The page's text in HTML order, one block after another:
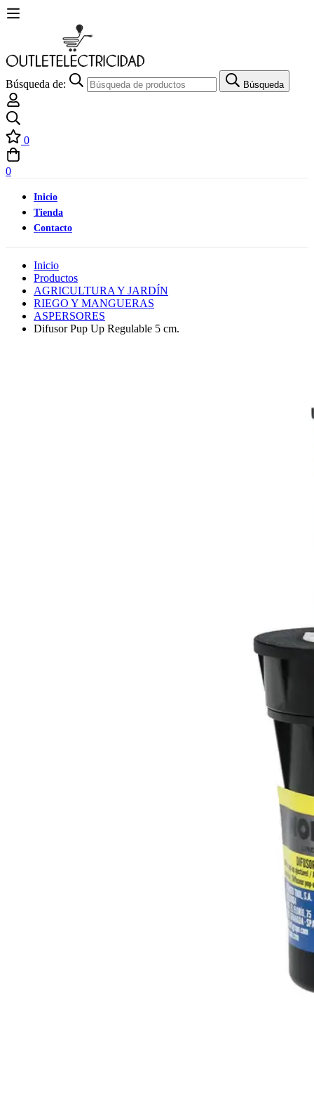
Búsqueda de: Búsqueda
0
0
Inicio
Tienda
Contacto
Inicio
Productos
AGRICULTURA Y JARDÍN
RIEGO Y MANGUERAS
ASPERSORES
Difusor Pup Up Regulable 5 cm.